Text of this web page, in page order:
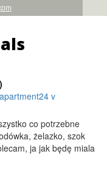
v
co potrzebne
żelazko, szok
ja jak będę miala